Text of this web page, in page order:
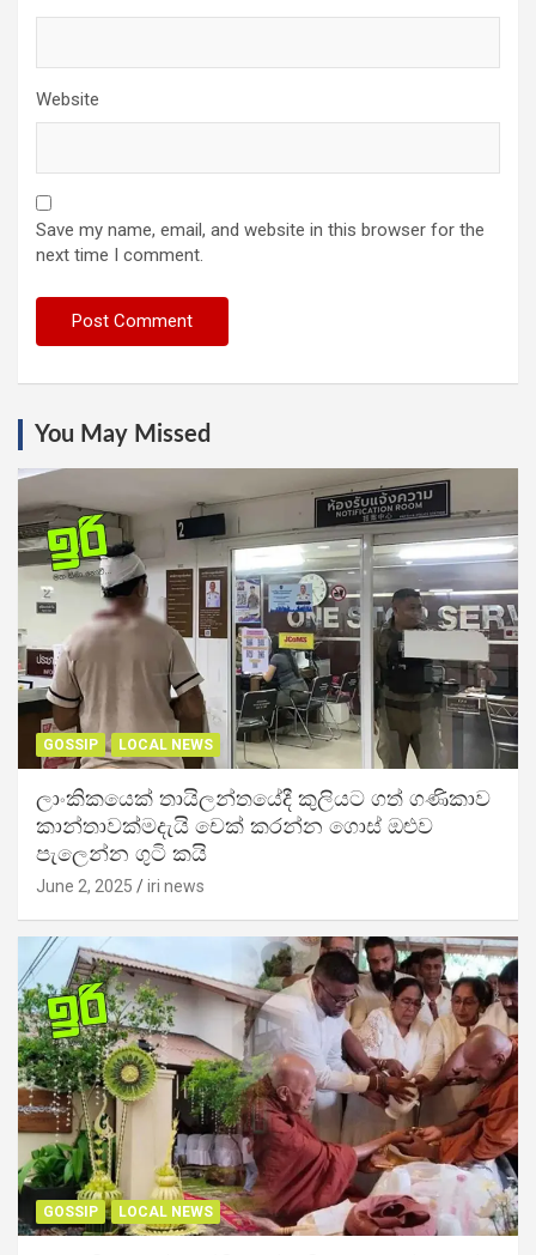
Website
Save my name, email, and website in this browser for the
next time I comment.
You May Missed
GOSSIP LOCAL NEWS
ලාංකිකයෙක් තායිලන්තයේදී කුලියට ගත් ගණිකාව
කාන්තාවක්මදැයි චෙක් කරන්න ගොස් ඔළුව
පැලෙන්න ගුටි කයි
June 2, 2025 iri news
GOSSIP LOCAL NEWS